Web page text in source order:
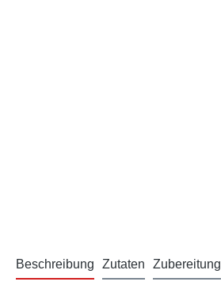
Beschreibung Zutaten Zubereitung